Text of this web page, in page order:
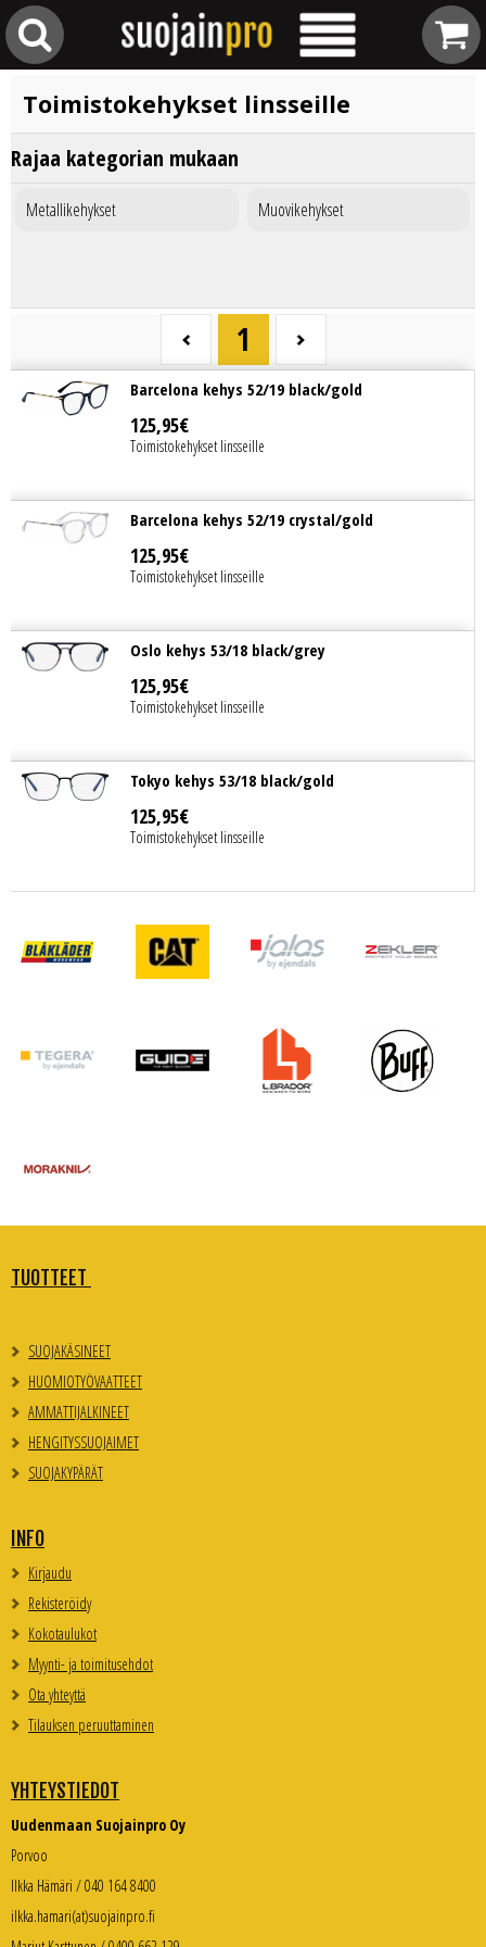
Toimistokehykset linsseille
Rajaa kategorian mukaan
Metallikehykset Muovikehykset
1
Barcelona kehys 52/19 black/gold
125,95€
Toimistokehykset linsseille
Barcelona kehys 52/19 crystal/gold
125,95€
Toimistokehykset linsseille
Oslo kehys 53/18 black/grey
125,95€
Toimistokehykset linsseille
Tokyo kehys 53/18 black/gold
125,95€
Toimistokehykset linsseille
TUOTTEET
SUOJAKÄSINEET
HUOMIOTYÖVAATTEET
AMMATTIJALKINEET
HENGITYSSUOJAIMET
SUOJAKYPÄRÄT
INFO
Kirjaudu
Rekisteröidy
Kokotaulukot
Myynti- ja toimitusehdot
Ota yhteyttä
Tilauksen peruuttaminen
YHTEYSTIEDOT
Uudenmaan Suojainpro Oy
Porvoo
Ilkka Hämäri / 040 164 8400
ilkka.hamari(at)suojainpro.fi